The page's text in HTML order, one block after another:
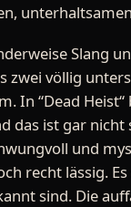
Slang
zwei völlig
In “Dead
das ist gar
und
recht lässig.
sind. Die